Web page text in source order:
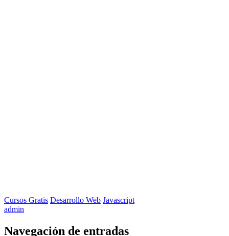
Cursos Gratis Desarrollo Web Javascript
admin
Navegación de entradas